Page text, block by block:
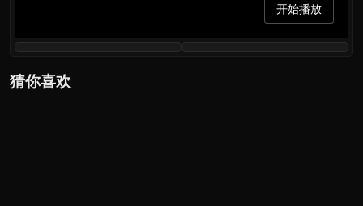
开始播放
猜你喜欢